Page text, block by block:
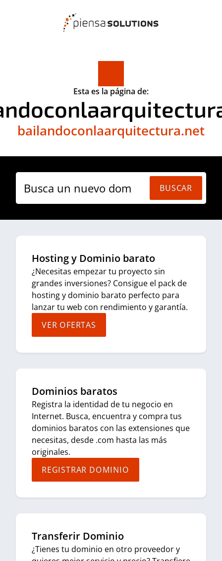
Esta es la página de:
bailandoconlaarquitectura.net
Busca un nuevo domin BUSCAR
Hosting y Dominio barato
¿Necesitas empezar tu proyecto sin
grandes inversiones? Consigue el pack de
hosting y dominio barato perfecto para
lanzar tu web con rendimiento y garantía.
VER OFERTAS
Dominios baratos
Registra la identidad de tu negocio en
Internet. Busca, encuentra y compra tus
dominios baratos con las extensiones que
necesitas, desde .com hasta las más
originales.
REGISTRAR DOMINIO
Transferir Dominio
¿Tienes tu dominio en otro proveedor y